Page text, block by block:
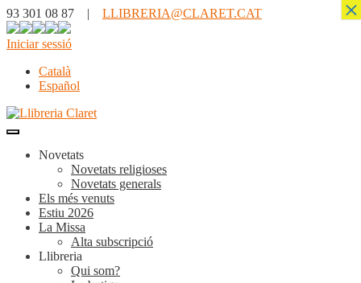
93 301 08 87 | LLIBRERIA@CLARET.CAT
Iniciar sessió
Català
Español
Novetats
Novetats religioses
Novetats generals
Els més venuts
Estiu 2026
La Missa
Alta subscripció
Llibreria
Qui som?
×